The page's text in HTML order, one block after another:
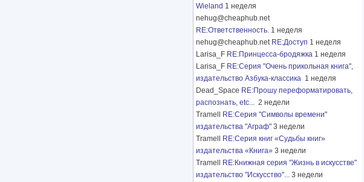
Wieland 1 неделя
nehug@cheaphub.net
RE:Ответственность. 1 неделя
nehug@cheaphub.net RE:Доступ 1 неделя
Larisa_F RE:Принцесса-бродяжка 1 неделя
Larisa_F RE:Серия "Очень прикольная книга",
издательство Азбука-классика 1 неделя
Dead_Space RE:Прошу переформатировать,
распознать, etc... 2 недели
Tramell
RE:Серия "Символы времени"
издательства "Аграф" 3 недели
Tramell
RE:Серия книг «Судьбы книг»
издательства «Книга» 3 недели
Tramell
RE:Книжная серия "Жизнь в искусстве"
издательство "Искусство"... 3 недели